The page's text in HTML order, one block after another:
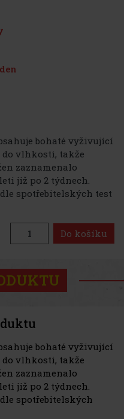
bohaté vyživující
vlhkosti, takže
zaznamenalo
již po 2 týdnech.
spotřebitelských test
Do košíku
bohaté vyživující
vlhkosti, takže
zaznamenalo
již po 2 týdnech.
spotřebitelských